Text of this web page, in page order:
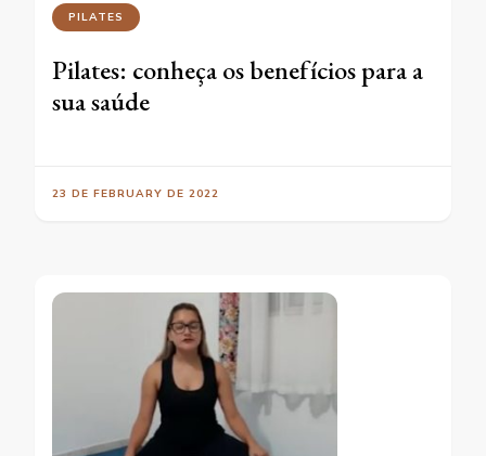
PILATES
Pilates: conheça os benefícios para a
sua saúde
23 DE FEBRUARY DE 2022